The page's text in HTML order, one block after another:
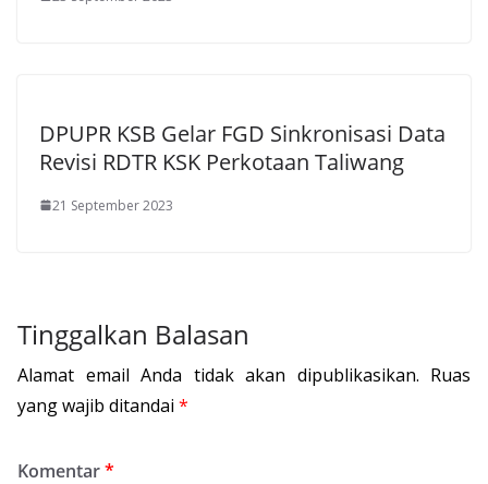
DPUPR KSB Gelar FGD Sinkronisasi Data
Revisi RDTR KSK Perkotaan Taliwang
21 September 2023
Tinggalkan Balasan
Alamat email Anda tidak akan dipublikasikan. Ruas
yang wajib ditandai *
Komentar*